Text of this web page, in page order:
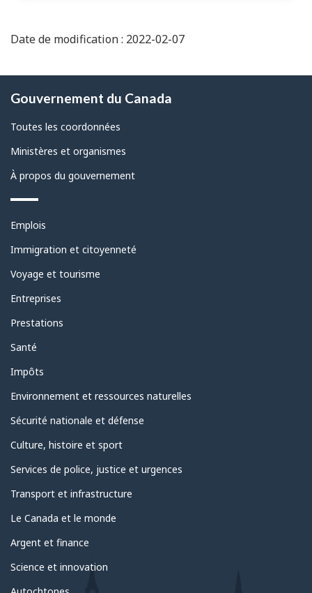
Date de modification : 2022-02-07
propos
de
ce
Gouvernement du Canada
Toutes les coordonnées
Ministères et organismes
À propos du gouvernement
Thèmes
sujets
Emplois
Immigration et citoyenneté
Voyage et tourisme
Entreprises
Prestations
Santé
Impôts
Environnement et ressources naturelles
Sécurité nationale et défense
Culture, histoire et sport
Services de police, justice et urgences
Transport et infrastructure
Le Canada et le monde
Argent et finance
Science et innovation